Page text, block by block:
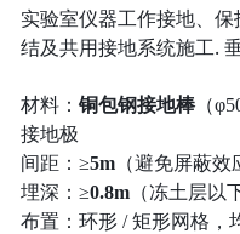
实验室仪器工作接地、
结及共用接地系统施工.
材料： 铜包钢接地棒（
接地极
间距：≥5m（避免屏蔽效
埋深：≥0.8m（冻土层以
布置：环形 / 矩形网格，